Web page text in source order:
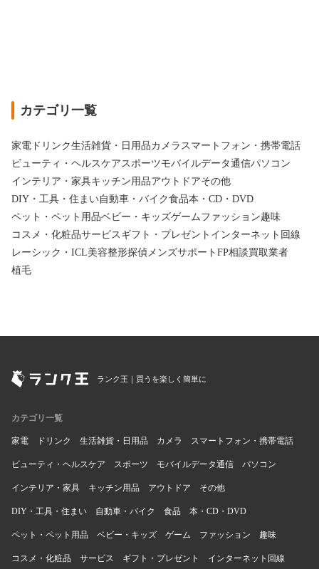
カテゴリ一覧
家電 ドリンク生活雑貨・日用品カメラ スマートフォン・携帯電話
ビューティ・ヘルスケア スポーツモバイルデータ通信パソコン
インテリア・家具キッチン用品アウトドアその他
DIY・工具・住まい自動車・バイク食品本・CD・DVD
ペット・ペット用品ベビー・キッズゲーム ファッション趣味
コスメ・化粧品サービス ギフト・プレゼント インターネット回線
レーシック・ICL美容整形探偵 メンズサポート FP相談買取業者
植毛
ランク王｜買うを楽しく簡単に
カテゴリ一覧
家電 ドリンク 生活雑貨・日用品 カメラ スマートフォン・携帯電話
ビューティ・ヘルスケア スポーツ モバイルデータ通信 パソコン
インテリア・家具 キッチン用品 アウトドア その他
DIY・工具・住まい 自動車・バイク 食品 本・CD・DVD
ペット・ペット用品 ベビー・キッズ ゲーム ファッション 趣味
コスメ・化粧品 サービス ギフト・プレゼント インターネット回線